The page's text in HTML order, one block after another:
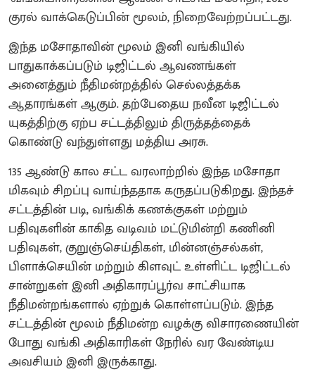
குரல் வாக்கெடுப்பின் மூலம், நிறைவேற்றப்பட்டது.
இந்த மசோதாவின் மூலம் இனி வங்கியில்
பாதுகாக்கப்படும் டிஜிட்டல் ஆவணங்கள்
அனைத்தும் நீதிமன்றத்தில் செல்லத்தக்க
ஆதாரங்கள் ஆகும். தற்பேதைய நவீன டிஜிட்டல்
யுகத்திற்கு ஏற்ப சட்டத்திலும் திருத்தத்தைக்
கொண்டு வந்துள்ளது மத்திய அரசு.
135 ஆண்டு கால சட்ட வரலாற்றில் இந்த மசோதா
மிகவும் சிறப்பு வாய்ந்ததாக கருதப்படுகிறது. இந்தச்
சட்டத்தின் படி, வங்கிக் கணக்குகள் மற்றும்
பதிவுகளின் காகித வடிவம் மட்டுமின்றி கணினி
பதிவுகள், குறுஞ்செய்திகள், மின்னஞ்சல்கள்,
பிளாக்செயின் மற்றும் கிளவுட் உள்ளிட்ட டிஜிட்டல்
சான்றுகள் இனி அதிகாரப்பூர்வ சாட்சியாக
நீதிமன்றங்களால் ஏற்றுக் கொள்ளப்படும். இந்த
சட்டத்தின் மூலம் நீதிமன்ற வழக்கு விசாரணையின்
போது வங்கி அதிகாரிகள் நேரில் வர வேண்டிய
அவசியம் இனி இருக்காது.